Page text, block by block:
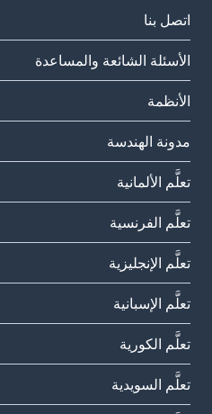
اتصل بنا
الأسئلة الشائعة والمساعدة
الأنظمة
مدونة الهندسة
تعلَّم الألمانية
تعلَّم الفرنسية
تعلَّم الإنجليزية
تعلَّم الإسبانية
تعلَّم الكورية
تعلَّم السويدية